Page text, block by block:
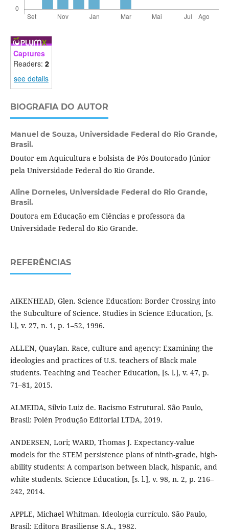
Captures
Readers: 2
see details
BIOGRAFIA DO AUTOR
Manuel de Souza, Universidade Federal do Rio Grande,
Brasil.
Doutor em Aquicultura e bolsista de Pós-Doutorado Júnior
pela Universidade Federal do Rio Grande.
Aline Dorneles, Universidade Federal do Rio Grande,
Brasil.
Doutora em Educação em Ciências e professora da
Universidade Federal do Rio Grande.
REFERÊNCIAS
AIKENHEAD, Glen. Science Education: Border Crossing into
the Subculture of Science. Studies in Science Education, [s.
l.], v. 27, n. 1, p. 1–52, 1996.
ALLEN, Quaylan. Race, culture and agency: Examining the
ideologies and practices of U.S. teachers of Black male
students. Teaching and Teacher Education, [s. l.], v. 47, p.
71–81, 2015.
ALMEIDA, Silvio Luiz de. Racismo Estrutural. São Paulo,
Brasil: Polén Produção Editorial LTDA, 2019.
ANDERSEN, Lori; WARD, Thomas J. Expectancy-value
models for the STEM persistence plans of ninth-grade, high-
ability students: A comparison between black, hispanic, and
white students. Science Education, [s. l.], v. 98, n. 2, p. 216–
242, 2014.
APPLE, Michael Whitman. Ideologia currículo. São Paulo,
Brasil: Editora Brasiliense S.A., 1982.